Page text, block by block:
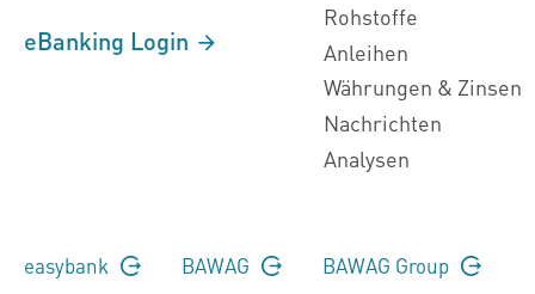
eBanking Login
Rohstoffe
Anleihen
Währungen & Zinsen
Nachrichten
Analysen
easybank BAWAG BAWAG Group